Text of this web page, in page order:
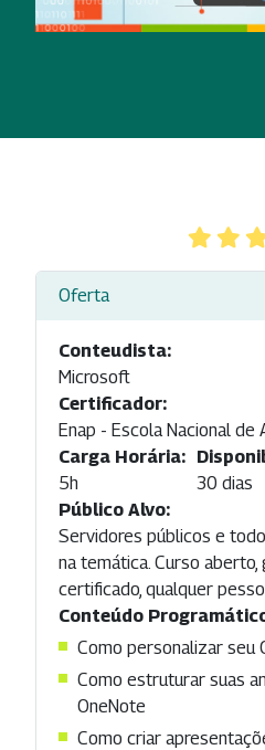
Oferta
Conteudista:
Microsoft
Certificador:
Enap - Escola Nacional de
Carga Horária:
5h
30 dias
Público Alvo:
Servidores públicos e
na temática. Curso
certificado, qualquer
Conteúdo
Como personalizar seu
Como estruturar suas
OneNote
Como criar